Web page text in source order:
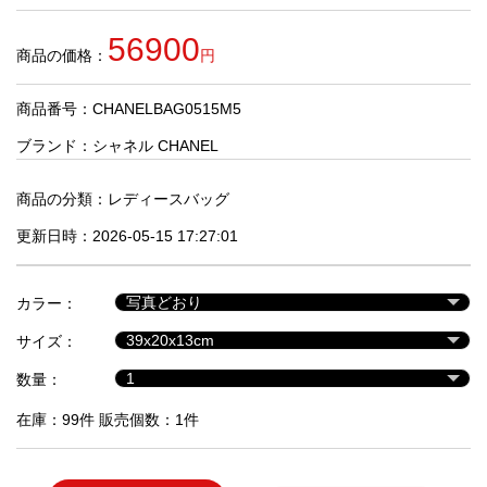
商
人
気
商
セ
ル
品
商品の価格： 56900円
商品番号：CHANELBAG0515M5
ブランド： シャネル CHANEL
商品の分類： レディースバッグ
更新日時：2026-05-15 17:27:01
カラー：
サイズ：
数量：
在庫：99件 販売個数：1件